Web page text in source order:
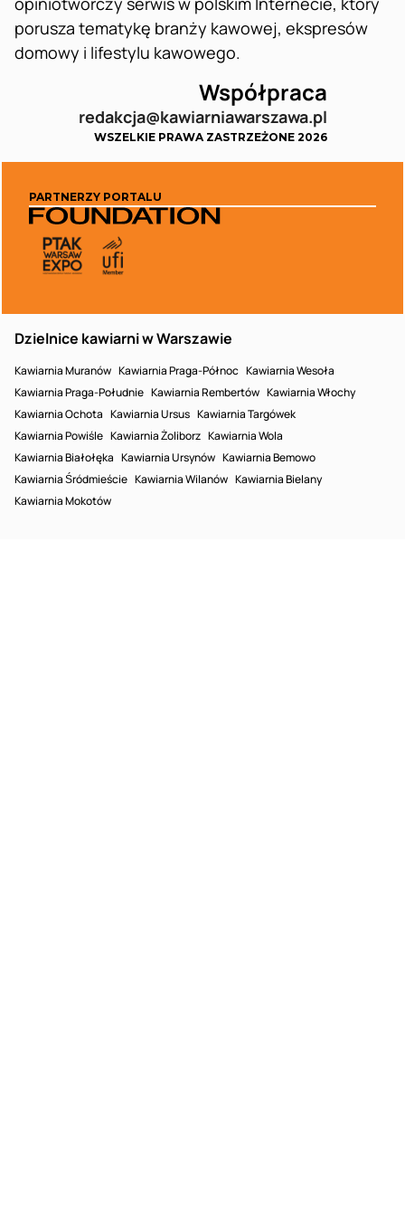
porusza tematykę branży kawowej, ekspresów
domowy i lifestylu kawowego.
Współpraca
redakcja@kawiarniawarszawa.pl
WSZELKIE PRAWA ZASTRZEŻONE 2026
PARTNERZY PORTALU
Dzielnice kawiarni w Warszawie
Kawiarnia Muranów Kawiarnia Praga-Północ Kawiarnia Wesoła
Kawiarnia Praga-Południe Kawiarnia Rembertów Kawiarnia Włochy
Kawiarnia Ochota Kawiarnia Ursus Kawiarnia Targówek
Kawiarnia Powiśle Kawiarnia Żoliborz Kawiarnia Wola
Kawiarnia Białołęka Kawiarnia Ursynów Kawiarnia Bemowo
Kawiarnia Śródmieście Kawiarnia Wilanów Kawiarnia Bielany
Kawiarnia Mokotów